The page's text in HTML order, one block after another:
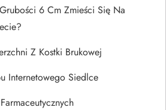
6 Cm Zmieści Się Na
Z Kostki Brukowej
Internetowego Siedlce